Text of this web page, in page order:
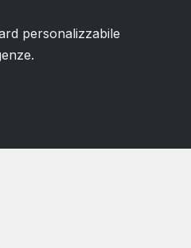
personalizzabile